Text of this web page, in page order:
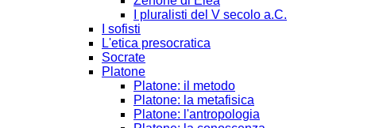
I pluralisti del V secolo a.C.
I sofisti
L'etica presocratica
Socrate
Platone
Platone: il metodo
Platone: la metafisica
Platone: l'antropologia